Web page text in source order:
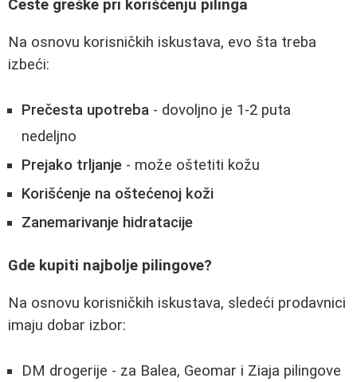
Česte greške pri korišćenju pilinga
Na osnovu korisničkih iskustava, evo šta treba
izbeći:
Prečesta upotreba - dovoljno je 1-2 puta
nedeljno
Prejako trljanje - može oštetiti kožu
Korišćenje na oštećenoj koži
Zanemarivanje hidratacije
Gde kupiti najbolje pilingove?
Na osnovu korisničkih iskustava, sledeći prodavnici
imaju dobar izbor:
DM drogerije - za Balea, Geomar i Ziaja pilingove